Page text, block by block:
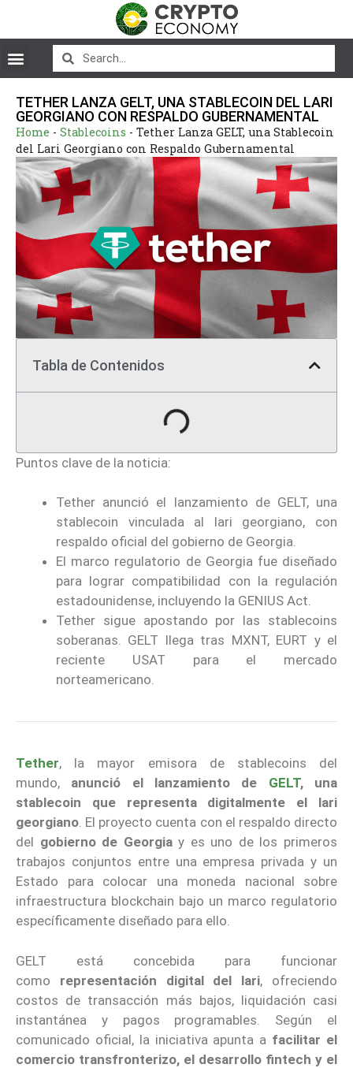
TETHER LANZA GELT, UNA STABLECOIN DEL LARI
GEORGIANO CON RESPALDO GUBERNAMENTAL
Home - Stablecoins - Tether Lanza GELT, una Stablecoin
del Lari Georgiano con Respaldo Gubernamental
Tabla de Contenidos
Puntos clave de la noticia:
Tether anunció el lanzamiento de GELT, una
stablecoin vinculada al lari georgiano, con
respaldo oficial del gobierno de Georgia.
El marco regulatorio de Georgia fue diseñado
para lograr compatibilidad con la regulación
estadounidense, incluyendo la GENIUS Act.
Tether sigue apostando por las stablecoins
soberanas. GELT llega tras MXNT, EURT y el
reciente USAT para el mercado
norteamericano.
Tether, la mayor emisora de stablecoins del
mundo, anunció el lanzamiento de GELT, una
stablecoin que representa digitalmente el lari
georgiano. El proyecto cuenta con el respaldo directo
del gobierno de Georgiay es uno de los primeros
trabajos conjuntos entre una empresa privada y un
Estado para colocar una moneda nacional sobre
infraestructura blockchain bajo un marco regulatorio
específicamente diseñado para ello.
GELT está concebida para funcionar
como representación digital del lari, ofreciendo
costos de transacción más bajos, liquidación casi
instantánea y pagos programables. Según el
comunicado oficial, la iniciativa apunta a facilitar el
comercio transfronterizo, el desarrollo fintech y el